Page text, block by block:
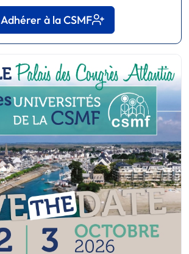
Adhérer à la CSMF